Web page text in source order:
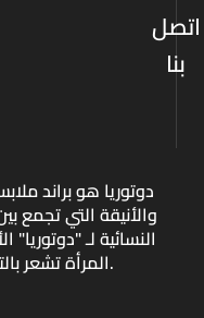
اتصل
بنا
دوتوريا هو براند
والأنيقة التي تجمع
النسائية لـ "دوتوريا"
المرأة تشعر بالتألق والتميز في أي مناسبة.